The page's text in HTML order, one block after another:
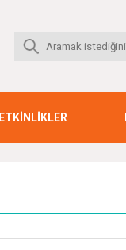
ETKİNLİKLER